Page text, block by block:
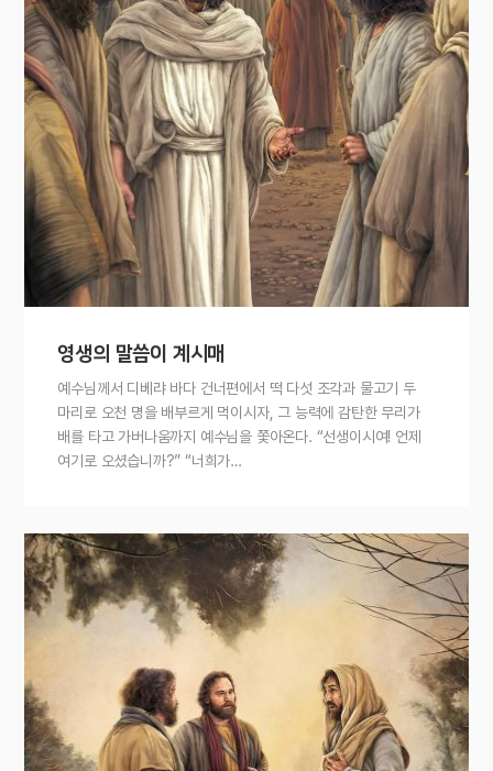
영생의 말씀이 계시매
예수님께서 디베랴 바다 건너편에서 떡 다섯 조각과 물고기 두
마리로 오천 명을 배부르게 먹이시자, 그 능력에 감탄한 무리가
배를 타고 가버나움까지 예수님을 쫓아온다. “선생이시여! 언제
여기로 오셨습니까?” “너희가…